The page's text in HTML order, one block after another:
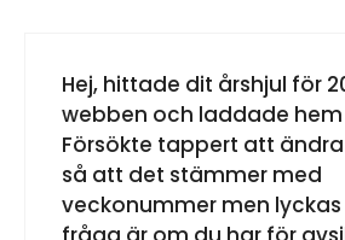
Hej, hittade dit årshjul för
webben och laddade
Försökte tappert att
så att det stämmer med
veckonummer men lyckas